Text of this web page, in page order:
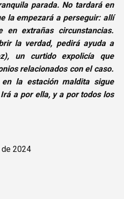
parada. No tardará en
la empezará a perseguir: allí
en extrañas circunstancias.
la verdad, pedirá ayuda a
un curtido expolicía que
relacionados con el caso.
la estación maldita sigue
a por ella, y a por todos los
2024